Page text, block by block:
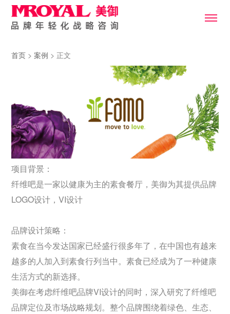
首页 >案例 > 正文
项目背景：
纤维吧是一家以健康为主的素食餐厅，美御为其提供品牌
LOGO设计，VI设计
品牌设计策略：
素食在当今发达国家已经盛行很多年了，在中国也有越来
越多的人加入到素食行列当中。素食已经成为了一种健康
生活方式的新选择。
美御在考虑纤维吧品牌VI设计的同时，深入研究了纤维吧
品牌定位及市场战略规划。整个品牌围绕着绿色、生态、